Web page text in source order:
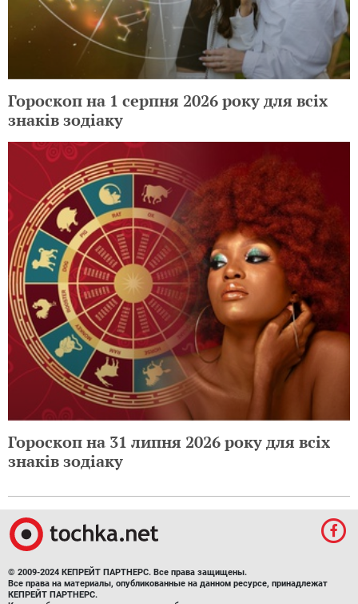
Гороскоп на 1 серпня 2026 року для всіх
знаків зодіаку
Гороскоп на 31 липня 2026 року для всіх
знаків зодіаку
© 2009-2024 КЕПРЕЙТ ПАРТНЕРС. Все права защищены.
Все права на материалы, опубликованные на данном ресурсе, принадлежат
КЕПРЕЙТ ПАРТНЕРС.